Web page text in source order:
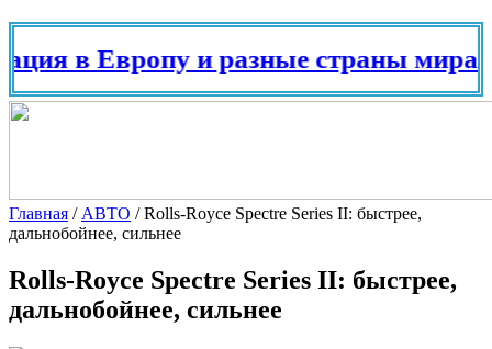
в Европу и разные страны мира в
Главная / АВТО /Rolls-Royce Spectre Series II: быстрее,
дальнобойнее, сильнее
Rolls-Royce Spectre Series II: быстрее,
дальнобойнее, сильнее